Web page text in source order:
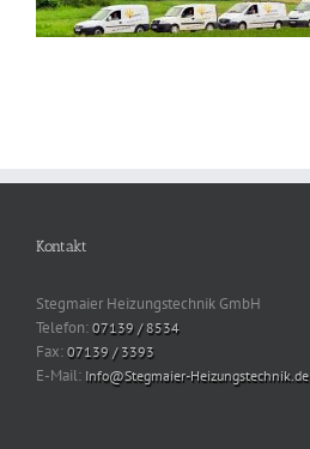
Kontakt
Stegmaier Heizungstechnik GmbH
Telefon: 07139 / 8534
Fax: 07139 / 3393
E-Mail: Info@Stegmaier-Heizungstechnik.de